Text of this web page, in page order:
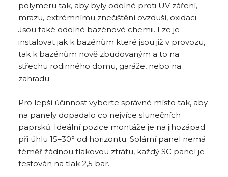
polymeru tak, aby byly odolné proti UV záření,
mrazu, extrémnímu znečištění ovzduší, oxidaci.
Jsou také odolné bazénové chemii. Lze je
instalovat jak k bazénům které jsou již v provozu,
tak k bazénům nově zbudovaným a to na
střechu rodinného domu, garáže, nebo na
zahradu.
Pro lepší účinnost vyberte správné místo tak, aby
na panely dopadalo co nejvíce slunečních
paprsků. Ideální pozice montáže je na jihozápad
při úhlu 15–30° od horizontu. Solární panel nemá
téměř žádnou tlakovou ztrátu, každý SC panel je
testován na tlak 2,5 bar.